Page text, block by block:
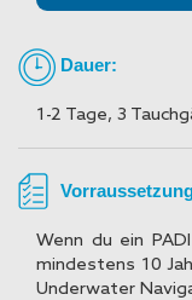
Dauer:
1-2 Tage, 3
Wenn du ein
mindestens 10
Underwater